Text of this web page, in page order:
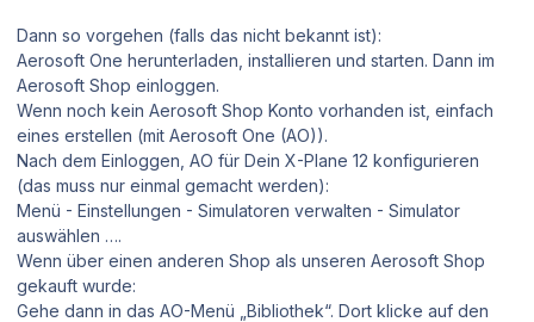
Dann so vorgehen (falls das nicht bekannt ist):
Aerosoft One herunterladen, installieren und starten. Dann im
Aerosoft Shop einloggen.
Wenn noch kein Aerosoft Shop Konto vorhanden ist, einfach
eines erstellen (mit Aerosoft One (AO)).
Nach dem Einloggen, AO für Dein X-Plane 12 konfigurieren
(das muss nur einmal gemacht werden):
Menü - Einstellungen - Simulatoren verwalten - Simulator
auswählen ….
Wenn über einen anderen Shop als unseren Aerosoft Shop
gekauft wurde:
Gehe dann in das AO-Menü „Bibliothek“. Dort klicke auf den